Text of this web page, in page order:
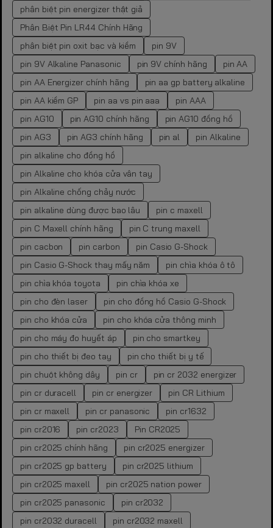
phân biệt pin energizer thật giả
Phân Biệt Pin LR44 Chính Hãng
phân biệt pin oxit bạc và kiềm
pin 9V
pin 9V Alkaline Panasonic
pin 9V chính hãng
pin AA
pin AA Energizer chính hãng
pin aa gp battery alkaline
pin AA kiềm GP
pin aa vs pin aaa
pin AAA
pin AG10
pin AG10 chính hãng
pin AG10 đồng hồ
pin AG3
pin AG3 chính hãng pin al
pin Alkaline
pin alkaline cho đồng hồ
pin Alkaline cho khóa cửa vân tay
pin Alkaline chống chảy nước
pin alkaline dùng được bao lâu
pin c maxell
pin C Maxell chính hãng
pin C trung maxell
pin cacbon
pin carbon
pin Casio G-Shock
pin Casio G-Shock thay mấy năm
pin chìa khóa ô tô
pin chìa khóa toyota
pin chìa khóa xe
pin cho đèn laser
pin cho đồng hồ Casio G-Shock
pin cho khóa cửa
pin cho khóa cửa thông minh
pin cho máy đo huyết áp
pin cho smartkey
pin cho thiết bị đeo tay
pin cho thiết bị y tế
pin chuột không dây
pin cr
pin cr 2032 energizer
pin cr duracell
pin cr energizer
pin CR Lithium
pin cr maxell
pin cr panasonic
pin cr1632
pin cr2016
pin cr2023
Pin CR2025
pin cr2025 chính hãng
pin cr2025 energizer
pin cr2025 gp battery
pin cr2025 lithium
pin cr2025 maxell
pin cr2025 nation power
pin cr2025 panasonic
pin cr2032
pin cr2032 duracell
pin cr2032 maxell